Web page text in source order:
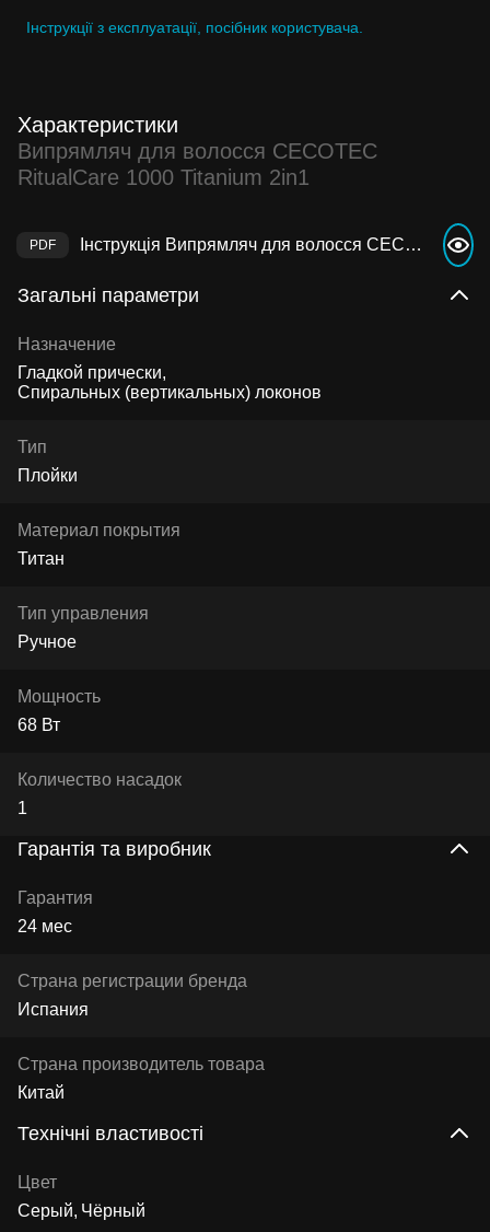
Інструкції з експлуатації, посібник користувача.
Характеристики
Випрямляч для волосся CECOTEC
RitualCare 1000 Titanium 2in1
Інструкція Випрямляч для волосся CECOTEC RitualCare 1000 Titanium 2in1
Загальні параметри
Назначение
Гладкой прически
Спиральных (вертикальных) локонов
Тип
Плойки
Материал покрытия
Титан
Тип управления
Ручное
Мощность
68 Вт
Количество насадок
1
Гарантія та виробник
Гарантия
24 мес
Страна регистрации бренда
Испания
Страна производитель товара
Китай
Технічні властивості
Цвет
Серый Чёрный